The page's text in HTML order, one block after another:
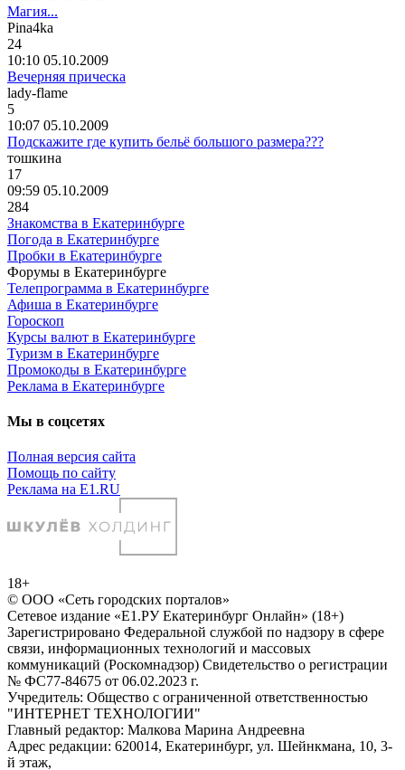
Магия...
Pina4ka
24
10:10 05.10.2009
Вечерняя прическа
lady-flame
5
10:07 05.10.2009
Подскажите где купить бельё большого размера???
тошкина
17
09:59 05.10.2009
284
Знакомства в Екатеринбурге
Погода в Екатеринбурге
Пробки в Екатеринбурге
Форумы в Екатеринбурге
Телепрограмма в Екатеринбурге
Афиша в Екатеринбурге
Гороскоп
Курсы валют в Екатеринбурге
Туризм в Екатеринбурге
Промокоды в Екатеринбурге
Реклама в Екатеринбурге
Мы в соцсетях
Полная версия сайта
Помощь по сайту
Реклама на E1.RU
18+
© ООО «Сеть городских порталов»
Сетевое издание «Е1.РУ Екатеринбург Онлайн» (18+)
Зарегистрировано Федеральной службой по надзору в сфере
связи, информационных технологий и массовых
коммуникаций (Роскомнадзор) Свидетельство о регистрации
№ ФС77-84675 от 06.02.2023 г.
Учредитель: Общество с ограниченной ответственностью
"ИНТЕРНЕТ ТЕХНОЛОГИИ"
Главный редактор: Малкова Марина Андреевна
Адрес редакции: 620014, Екатеринбург, ул. Шейнкмана, 10, 3-
й этаж,